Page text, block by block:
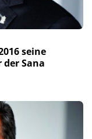
seine
Sana